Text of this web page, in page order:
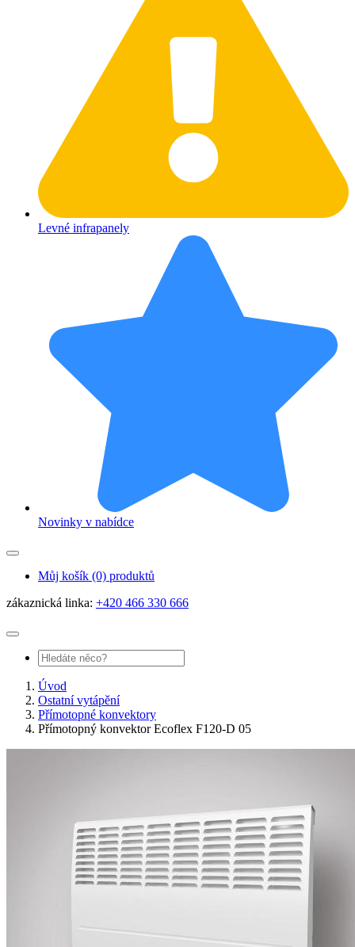
Levné infrapanely
Novinky v nabídce
Můj košík (0) produktů
zákaznická linka: +420 466 330 666
Úvod
Ostatní vytápění
Přímotopné konvektory
Přímotopný konvektor Ecoflex F120-D 05